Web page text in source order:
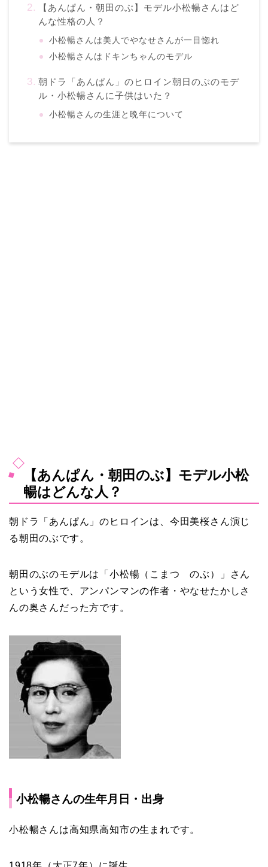
【あんぱん・朝田のぶ】モデル小松暢さんはど
んな性格の人？
小松暢さんは美人でやなせさんが一目惚れ
小松暢さんはドキンちゃんのモデル
朝ドラ「あんぱん」のヒロイン朝日のぶのモデ
ル・小松暢さんに子供はいた？
小松暢さんの生涯と晩年について
【あんぱん・朝田のぶ】モデル小松
暢はどんな人？
朝ドラ「あんぱん」のヒロインは、今田美桜さん演じ
る朝田のぶです。
朝田のぶのモデルは「小松暢（こまつ のぶ）」さん
という女性で、アンパンマンの作者・やなせたかしさ
んの奥さんだった方です。
小松暢さんの生年月日・出身
小松暢さんは高知県高知市の生まれです。